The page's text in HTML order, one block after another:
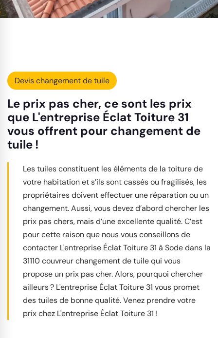
Devis changement de tuile
Le prix pas cher, ce sont les prix
que L'entreprise Éclat Toiture 31
vous offrent pour changement de
tuile !
Les tuiles constituent les éléments de la toiture de
votre habitation et s’ils sont cassés ou fragilisés, les
propriétaires doivent effectuer une réparation ou un
changement. Aussi, vous devez d’abord chercher les
prix pas chers, mais d’une excellente qualité. C’est
pour cette raison que nous vous conseillons de
contacter L'entreprise Éclat Toiture 31 à Sode dans la
31110 couvreur changement de tuile qui vous
propose un prix pas cher. Alors, pourquoi chercher
ailleurs ? L'entreprise Éclat Toiture 31 vous promet
des tuiles de bonne qualité. Venez prendre votre
prix chez L'entreprise Éclat Toiture 31 !